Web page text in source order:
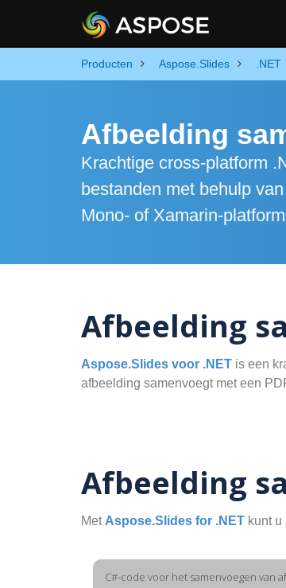
Producten Aspose.Slides .NET
Afbeelding
Krachtige cross-platform
bestanden met behulp
Mono- of Xamarin-
Afbeelding
Aspose.Slides voor .NET is een
afbeelding samenvoegt met een
Afbeelding
Met Aspose.Slides for .NET kunt
C#-code voor het samenvoegen van